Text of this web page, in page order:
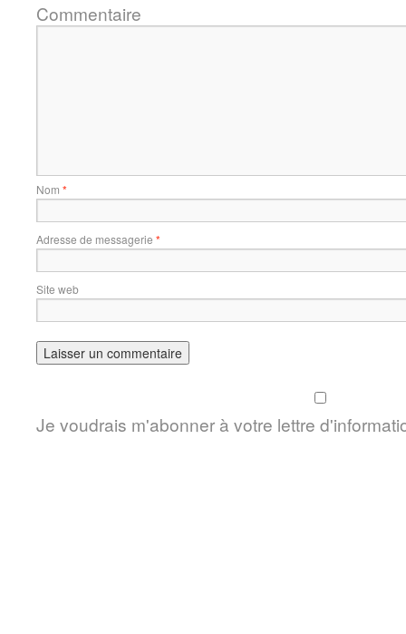
Commentaire
Nom *
Adresse de messagerie *
Site web
Je voudrais m'abonner à votre lettre